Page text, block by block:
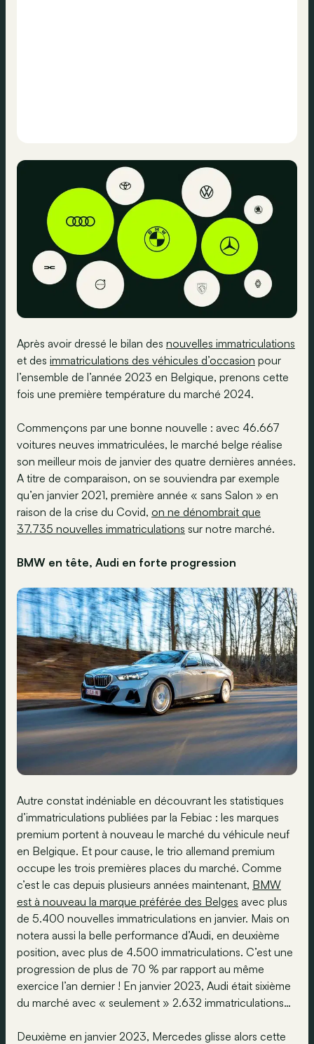
Après avoir dressé le bilan des nouvelles immatriculations
et des immatriculations des véhicules d’occasion pour
l’ensemble de l’année 2023 en Belgique, prenons cette
fois une première température du marché 2024.
Commençons par une bonne nouvelle : avec 46.667
voitures neuves immatriculées, le marché belge réalise
son meilleur mois de janvier des quatre dernières années.
A titre de comparaison, on se souviendra par exemple
qu’en janvier 2021, première année « sans Salon » en
raison de la crise du Covid, on ne dénombrait que
37.735 nouvelles immatriculations sur notre marché.
BMW en tête, Audi en forte progression
Autre constat indéniable en découvrant les statistiques
d’immatriculations publiées par la Febiac : les marques
premium portent à nouveau le marché du véhicule neuf
en Belgique. Et pour cause, le trio allemand premium
occupe les trois premières places du marché. Comme
c’est le cas depuis plusieurs années maintenant, BMW
est à nouveau la marque préférée des Belges avec plus
de 5.400 nouvelles immatriculations en janvier. Mais on
notera aussi la belle performance d’Audi, en deuxième
position, avec plus de 4.500 immatriculations. C’est une
progression de plus de 70 % par rapport au même
exercice l’an dernier ! En janvier 2023, Audi était sixième
du marché avec « seulement » 2.632 immatriculations…
Deuxième en janvier 2023, Mercedes glisse alors cette